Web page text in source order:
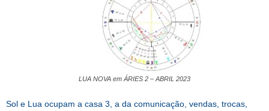
LUA NOVA em ÁRIES 2 – ABRIL 2023
Sol e Lua ocupam a casa 3, a da comunicação, vendas, trocas,